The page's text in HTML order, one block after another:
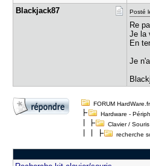
Blackjack8​7 Posté
Re
Je la
En
Je
FORUM HardWare.fr
Hardware -
Clavier / Souris
recherche